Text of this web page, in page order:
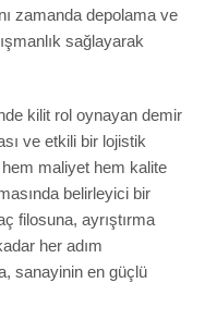
zamanda depolama ve
sağlayarak
kilit rol oynayan demir
ve etkili bir lojistik
maliyet hem kalite
belirleyici bir
filosuna, ayrıştırma
her adım
sanayinin en güçlü